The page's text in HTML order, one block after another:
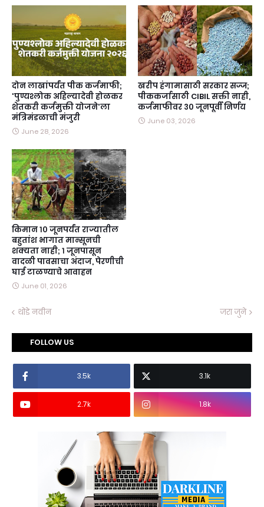
दोन लाखांपर्यंत पीक कर्जमाफी;
'पुण्यश्लोक अहिल्यादेवी होळकर
शेतकरी कर्जमुक्ती योजने'ला
मंत्रिमंडळाची मंजुरी
June 28, 2026
खरीप हंगामासाठी सरकार सज्ज;
पीककर्जासाठी CIBIL सक्ती नाही,
कर्जमाफीवर ३० जूनपूर्वी निर्णय
June 03, 2026
किमान १० जूनपर्यंत राज्यातील
बहुतांश भागात मान्सूनची
शक्यता नाही; १ जूनपासून
वादळी पावसाचा अंदाज, पेरणीची
घाई टाळण्याचे आवाहन
June 01, 2026
थोडे नवीन जरा जुने
FOLLOW US
3.5k 3.1k
2.7k 1.8k